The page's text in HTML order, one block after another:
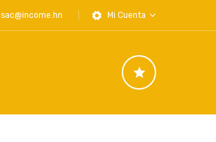
sac@income.hn Mi Cuenta